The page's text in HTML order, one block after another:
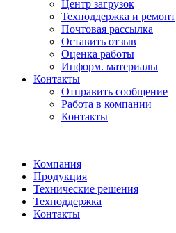
Центр загрузок
Техподдержка и ремонт
Почтовая рассылка
Оставить отзыв
Оценка работы
Информ. материалы
Контакты
Отправить сообщение
Работа в компании
Контакты
Компания
Продукция
Технические решения
Техподдержка
Контакты